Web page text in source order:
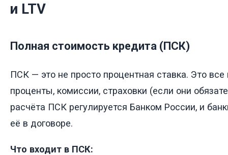
и LTV
Полная стоимость кредита (ПСК)
ПСК — это не просто процентная ставка. Это
проценты, комиссии, страховки (если они
расчёта ПСК регулируется Банком России, и
её в договоре.
Что входит в ПСК: